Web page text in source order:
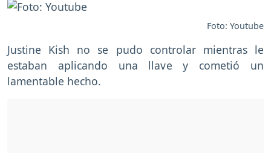
Foto: Youtube
Justine Kish no se pudo controlar mientras le
estaban aplicando una llave y cometió un
lamentable hecho.